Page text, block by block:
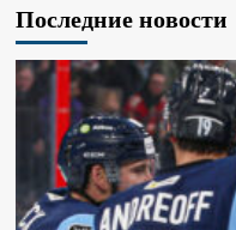
Последние новости